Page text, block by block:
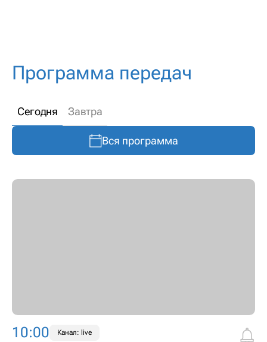
Программа передач
Сегодня Завтра
Вся программа
10:00 Канал: live